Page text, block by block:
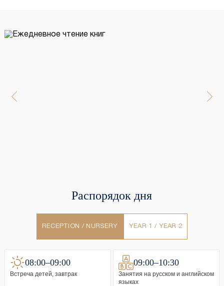
Распорядок дня
RECEPTION / NURSERY YEAR 1 / YEAR 2
08:00–09:00
Встреча детей, завтрак
09:00–10:30
Занятия на русском и английском
языках